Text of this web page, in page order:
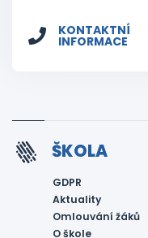
KONTAKTNÍ
INFORMACE
ŠKOLA
GDPR
Aktuality
Omlouvání žáků
O škole